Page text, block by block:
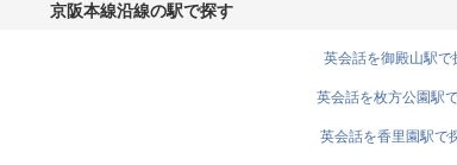
京阪本線沿線の駅で探す
英会話を御殿山駅で
英会話を枚方公園駅
英会話を香里園駅で